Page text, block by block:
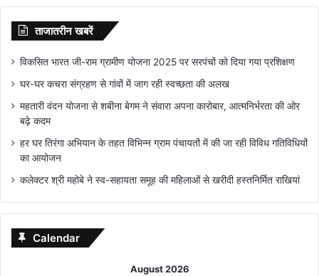
ताजातरीन खबरें
विकसित भारत जी-राम ग्रामीण योजना 2025 पर सरपंचों को दिया गया प्रशिक्षण
घर-घर कचरा संग्रहण से गांवों में जाग रही स्वच्छता की अलख
महतारी वंदन योजना से शबीना बेगम ने संवारा अपना कारोबार, आत्मनिर्भरता की ओर
बढ़े कदम
हर घर तिरंगा अभियान के तहत विभिन्न ग्राम पंचायतों में की जा रही विविध गतिविधियों
का आयोजन
कलेक्टर श्री महोबे ने स्व-सहायता समूह की महिलाओं से खरीदी हस्तनिर्मित राखियां
Calendar
August 2026